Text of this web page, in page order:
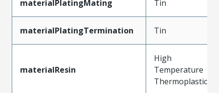
materialPlatingMating Tin
materialPlatingTermination Tin
materialResin
High
Temperature
Thermoplastic